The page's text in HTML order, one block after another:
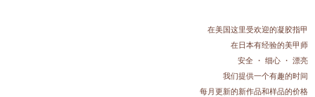
在美国这里受欢迎的凝胶指甲
在日本有经验的美甲师
安全 ・ 细心 ・ 漂亮
我们提供一个有趣的时间
每月更新的新作品和样品的价格